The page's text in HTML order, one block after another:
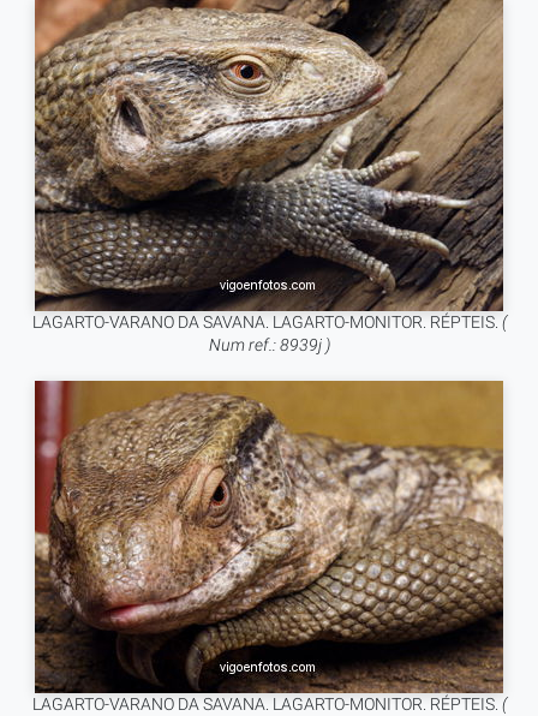
LAGARTO-VARANO DA SAVANA. LAGARTO-MONITOR. RÉPTEIS. (
Num ref.: 8939j )
LAGARTO-VARANO DA SAVANA. LAGARTO-MONITOR. RÉPTEIS. (